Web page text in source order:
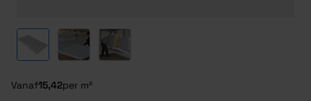
View larger image
View larger imageView larger image
Vanaf15,42per m²